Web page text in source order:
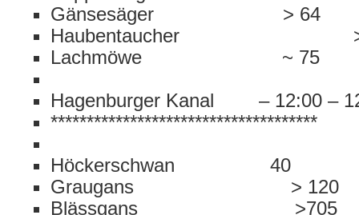
Gänsesäger > 64
Haubentaucher >
Lachmöwe ~ 75
Hagenburger Kanal – 12:00 –
*************************************
Höckerschwan 40
Graugans > 120
Blässgans >705